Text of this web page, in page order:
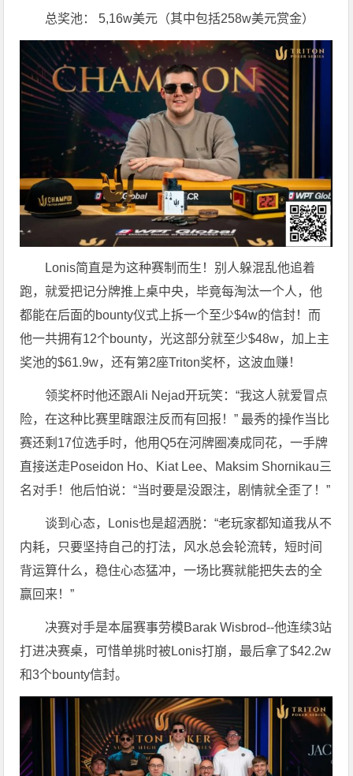
总奖池： 5,16w美元（其中包括258w美元赏金）
Lonis简直是为这种赛制而生！别人躲混乱他追着
跑，就爱把记分牌推上桌中央，毕竟每淘汰一个人，他
都能在后面的bounty仪式上拆一个至少$4w的信封！而
他一共拥有12个bounty，光这部分就至少$48w，加上主
奖池的$61.9w，还有第2座Triton奖杯，这波血赚！
领奖杯时他还跟Ali Nejad开玩笑：“我这人就爱冒点
险，在这种比赛里瞎跟注反而有回报！” 最秀的操作当比
赛还剩17位选手时，他用Q5在河牌圈凑成同花，一手牌
直接送走Poseidon Ho、Kiat Lee、Maksim Shornikau三
名对手！他后怕说：“当时要是没跟注，剧情就全歪了！”
谈到心态，Lonis也是超洒脱：“老玩家都知道我从不
内耗，只要坚持自己的打法，风水总会轮流转，短时间
背运算什么，稳住心态猛冲，一场比赛就能把失去的全
赢回来！”
决赛对手是本届赛事劳模Barak Wisbrod--他连续3站
打进决赛桌，可惜单挑时被Lonis打崩，最后拿了$42.2w
和3个bounty信封。